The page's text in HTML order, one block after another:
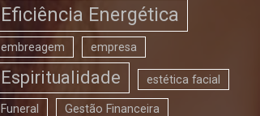
Eficiência Energética
embreagem empresa
Espiritualidade estética facial
Funeral Gestão Financeira